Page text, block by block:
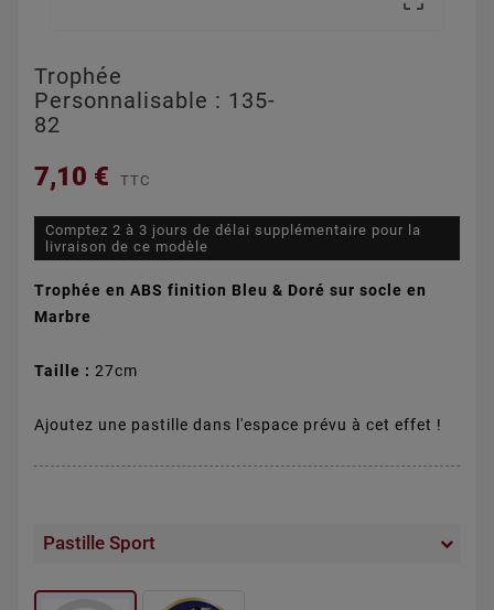
Trophée
Personnalisable : 135-
82
7,10 € TTC
Comptez 2 à 3 jours de délai supplémentaire pour la
livraison de ce modèle
Trophée en ABS finition Bleu & Doré sur socle en
Marbre
Taille : 27cm
Ajoutez une pastille dans l'espace prévu à cet effet !
Pastille Sport